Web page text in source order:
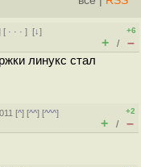
[ · · ·][↓]
+6
+ / –
линукс стал
[^] [^^] [^^^]
+2
+ / –